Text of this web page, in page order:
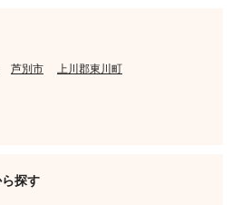
芦別市 上川郡東川町
ら探す